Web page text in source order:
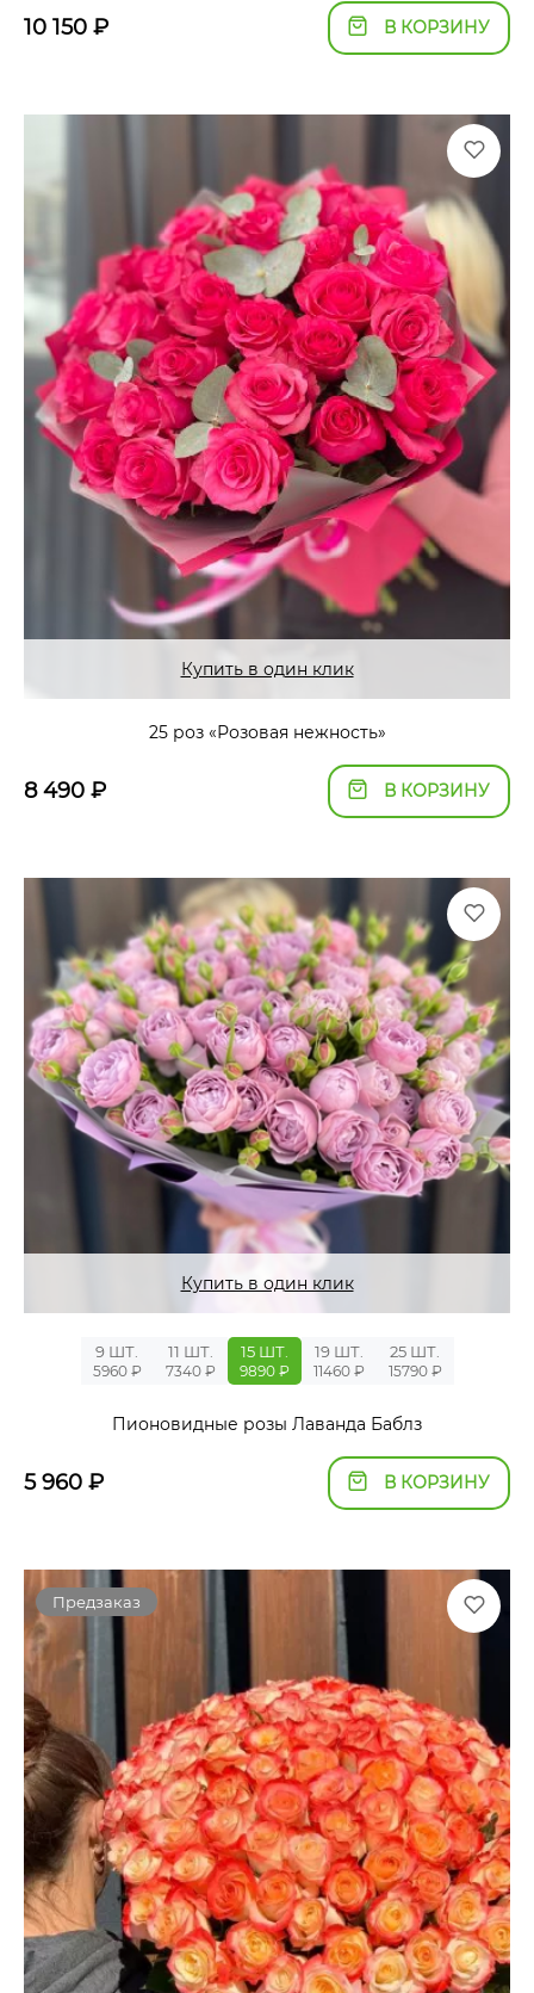
10 150 ₽ В КОРЗИНУ
Купить в один клик
25 роз «Розовая нежность»
8 490 ₽ В КОРЗИНУ
Купить в один клик
9 ШТ.
5960 ₽
11 ШТ.
7340 ₽
15 ШТ.
9890 ₽
19 ШТ.
11460 ₽
25 ШТ.
15790 ₽
Пионовидные розы Лаванда Баблз
5 960 ₽ В КОРЗИНУ
Предзаказ